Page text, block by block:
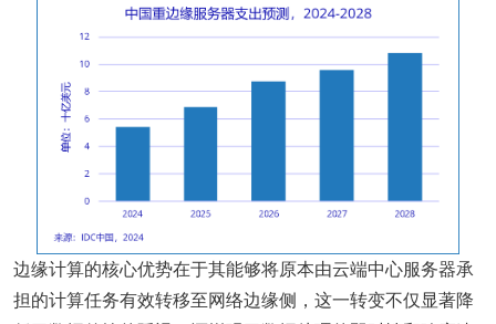
边缘计算的核心优势在于其能够将原本由云端中心服务器承
担的计算任务有效转移至网络边缘侧，这一转变不仅显著降